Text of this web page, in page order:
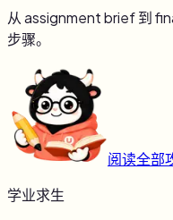
从 assignment brief 到
步骤。
阅读全部
学业求生